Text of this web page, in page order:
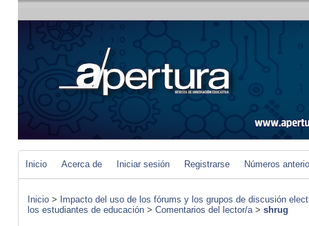
Inicio Acerca de Iniciar sesión Registrarse Números
Inicio > Impacto del uso de los fórums y los grupos de discusión
los estudiantes de educación > Comentarios del lector/a> shrug